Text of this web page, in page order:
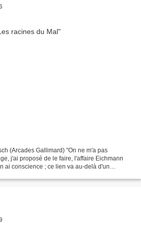
(Arcades Gallimard) "On ne m'a pas
j'ai proposé de le faire, l'affaire Eichmann
ai conscience ; ce lien va au-delà d'un